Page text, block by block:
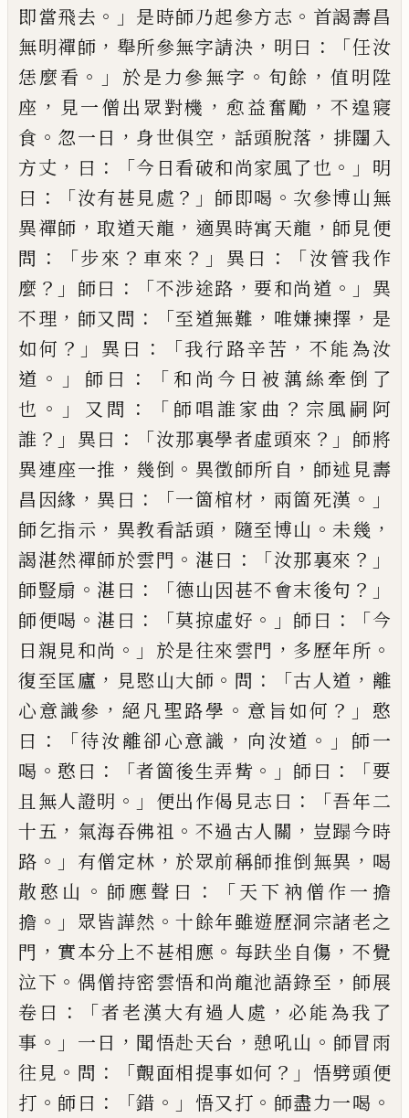
即當飛去 。」 是時師乃起參方志 。 首謁壽昌
無明禪師 ， 舉所參無字請決 ， 明曰 ：「任汝
恁麼看 。」 於是力參無字 。 旬餘 ， 值明陞
座 ， 見一僧出 眾對機 ， 愈益奮勵 ， 不遑寢
食 。 忽一日 ， 身世俱空 ， 話頭脫落 ， 排闥入
方丈 ， 曰 ：「今日看破和尚家風了也 。」 明
曰 ： 「汝有甚見處 ？」 師即喝 。 次參博山無
異禪師 ，取道天龍 ， 適異時寓天龍 ， 師見便
問 ：「步來 ？ 車來 ？」 異曰 ：「汝管我作
麼 ？」 師曰 ：「不涉途路 ，要和尚道 。」 異
不理 ， 師又問 ：「至道無難 ， 唯嫌揀擇 ， 是
如何 ？」 異曰 ：「我行路辛苦 ，不能為汝
道 。」 師曰 ：「 和尚今日被蕅絲牽倒了
也 。」 又問 ：「 師唱誰家曲 ？ 宗風嗣阿
誰 ？」 異曰 ：「汝那裏學者虛頭來 ？」 師將
異連座一推 ， 幾倒 。 異徵師所自 ， 師述見壽
昌因緣 ， 異曰 ：「一箇棺材 ， 兩箇死漢 。」
師乞指示 ， 異教看話頭 ， 隨至博山 。 未幾 ，
謁湛然禪師於雲門 。 湛曰 ：「汝那裏來 ？」
師豎扇 。 湛曰 ： 「德山因甚不會末後句 ？」
師便喝 。 湛曰 ：「莫掠虛好 。」 師曰 ： 「今
日親見和尚 。」 於是往來雲門 ， 多歷年所 。
復至匡廬 ， 見愍山大師 。 問 ：「古人道 ， 離
心意識參 ， 絕凡聖路學 。 意 旨如何 ？」 憨
曰 ：「待汝離卻心意識 ， 向汝道 。」 師一
喝 。 憨曰 ： 「者箇後生弄觜 。」 師曰 ：「要
且無人證明 。」 便出作偈見志 曰 ：「吾年二
十五 ， 氣海吞佛祖 。 不過古人關 ， 豈蹋今時
路 。」 有僧定林 ， 於眾前稱師推倒無異 ， 喝
散憨山 。 師應 聲曰 ：「天下衲僧作一擔
擔 。」 眾皆譁然 。十餘年雖遊歷洞宗諸老之
門 ， 實本分上不甚相應 。 每趺坐自傷 ，不覺
泣下 。 偶僧持密雲悟和尚龍池語錄至 ， 師展
卷曰 ： 「者老漢大有過人處 ， 必能為我了
事 。」 一日 ， 聞悟赴天台 ，憩吼山 。 師冒雨
往見 。 問 ：「覿面相提事如何 ？」 悟劈頭便
打 。 師曰 ：「錯 。」 悟又打 。 師盡力一喝 。